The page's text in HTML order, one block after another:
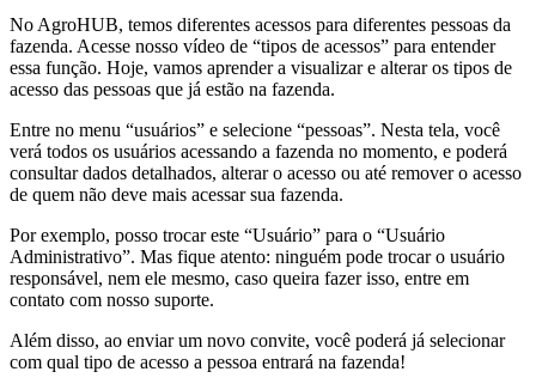
No AgroHUB, temos diferentes acessos para diferentes pessoas da
fazenda. Acesse nosso vídeo de “tipos de acessos” para entender
essa função. Hoje, vamos aprender a visualizar e alterar os tipos de
acesso das pessoas que já estão na fazenda.
Entre no menu “usuários” e selecione “pessoas”. Nesta tela, você
verá todos os usuários acessando a fazenda no momento, e poderá
consultar dados detalhados, alterar o acesso ou até remover o acesso
de quem não deve mais acessar sua fazenda.
Por exemplo, posso trocar este “Usuário” para o “Usuário
Administrativo”. Mas fique atento: ninguém pode trocar o usuário
responsável, nem ele mesmo, caso queira fazer isso, entre em
contato com nosso suporte.
Além disso, ao enviar um novo convite, você poderá já selecionar
com qual tipo de acesso a pessoa entrará na fazenda!